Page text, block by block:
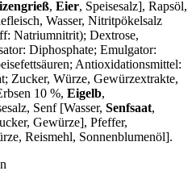
, Eier, Speisesalz], Rapsöl,
Wasser, Nitritpökelsalz
Natriumnitrit); Dextrose,
Diphosphate; Emulgator:
Antioxidationsmittel:
Zucker, Würze, Gewürzextrakte,
10 %, Eigelb,
Senf [Wasser, Senfsaat,
Gewürze], Pfeffer,
Reismehl, Sonnenblumenöl].